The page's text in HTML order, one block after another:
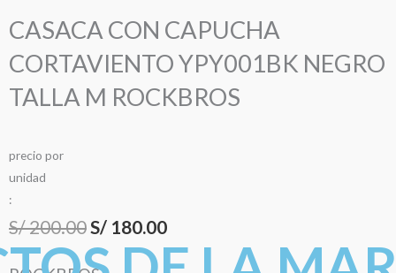
CASACA CON CAPUCHA
CORTAVIENTO YPY001BK NEGRO
TALLA M ROCKBROS
precio por
unidad
:
S/200.00El
precio
S/ 180.00El
precio